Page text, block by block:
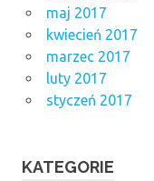
maj 2017
kwiecień 2017
marzec 2017
luty 2017
styczeń 2017
KATEGORIE